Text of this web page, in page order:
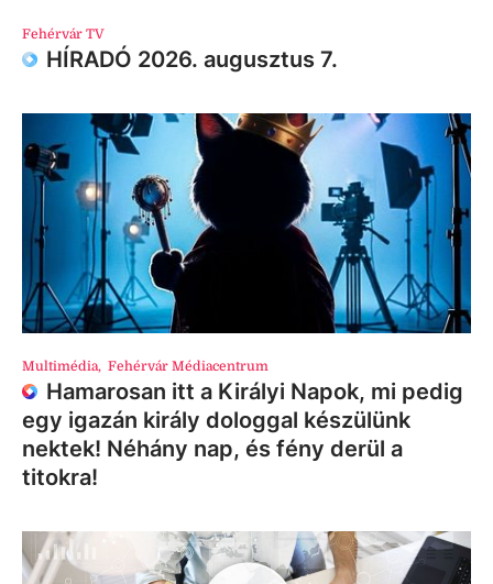
Fehérvár TV
HÍRADÓ 2026. augusztus 7.
Multimédia, Fehérvár Médiacentrum
Hamarosan itt a Királyi Napok, mi pedig
egy igazán király dologgal készülünk
nektek! Néhány nap, és fény derül a
titokra!